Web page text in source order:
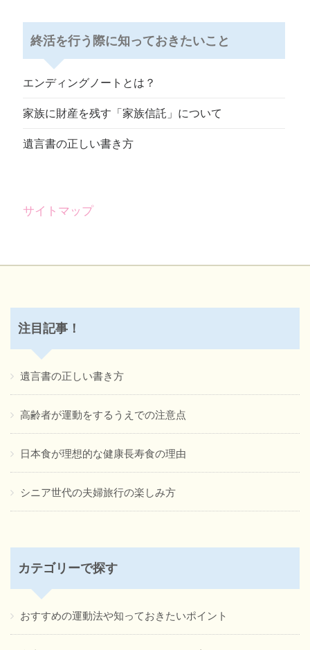
終活を行う際に知っておきたいこと
エンディングノートとは？
家族に財産を残す「家族信託」について
遺言書の正しい書き方
サイトマップ
注目記事！
遺言書の正しい書き方
高齢者が運動をするうえでの注意点
日本食が理想的な健康長寿食の理由
シニア世代の夫婦旅行の楽しみ方
カテゴリーで探す
おすすめの運動法や知っておきたいポイント